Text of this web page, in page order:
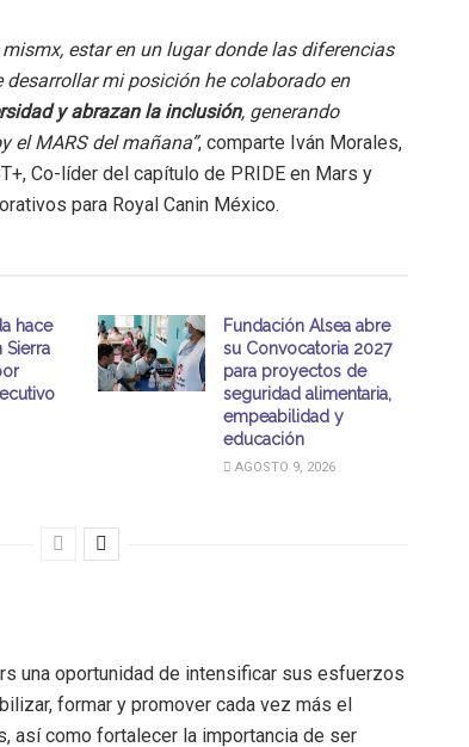
estar en un lugar donde las diferencias
desarrollar mi posición he colaborado en
y abrazan la inclusión, generando
el MARS del mañana”, comparte Iván Morales,
Co-líder del capítulo de PRIDE en Mars y
para Royal Canin México.
hace
Sierra
Fundación Alsea abre
su Convocatoria 2027
para proyectos de
seguridad alimentaria,
empeabilidad y
educación
AGOSTO 9, 2026
una oportunidad de intensificar sus esfuerzos
formar y promover cada vez más el
así como fortalecer la importancia de ser